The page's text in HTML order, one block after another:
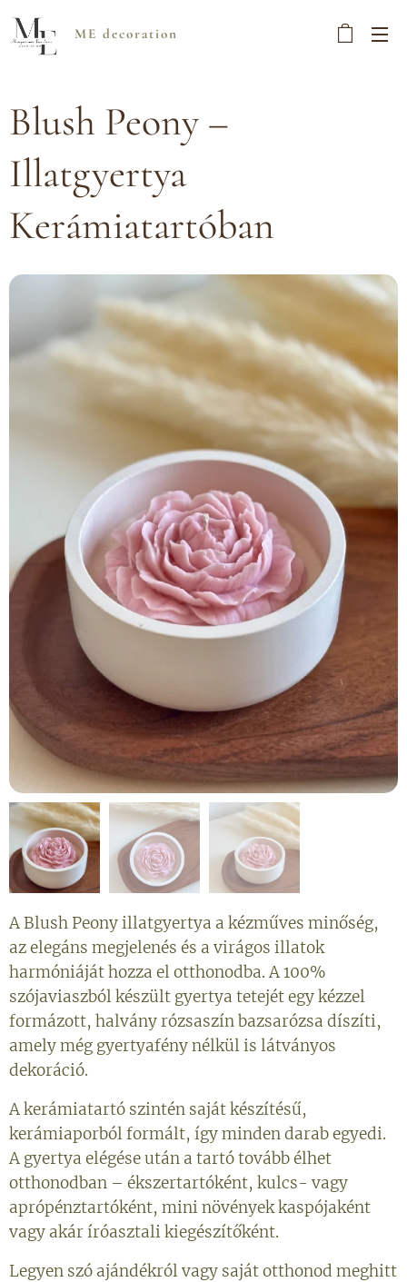
ME decoration
Blush Peony –
Illatgyertya
Kerámiatartóban
A Blush Peony illatgyertya a kézműves minőség,
az elegáns megjelenés és a virágos illatok
harmóniáját hozza el otthonodba. A 100%
szójaviaszból készült gyertya tetejét egy kézzel
formázott, halvány rózsaszín bazsarózsa díszíti,
amely még gyertyafény nélkül is látványos
dekoráció.
A kerámiatartó szintén saját készítésű,
kerámiaporból formált, így minden darab egyedi.
A gyertya elégése után a tartó tovább élhet
otthonodban – ékszertartóként, kulcs- vagy
aprópénztartóként, mini növények kaspójaként
vagy akár íróasztali kiegészítőként.
Legyen szó ajándékról vagy saját otthonod meghitt